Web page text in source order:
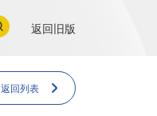
返回旧版
返回列表